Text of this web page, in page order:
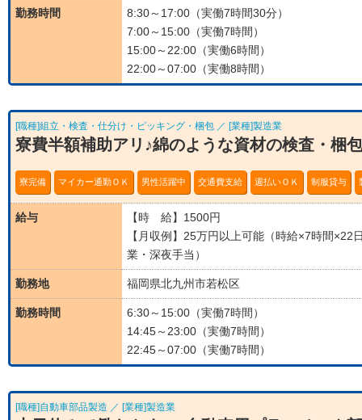
勤務時間
8:30～17:00（実働7時間30分）
7:00～15:00（実働7時間）
15:00～22:00（実働6時間）
22:00～07:00（実働8時間）
[職種]組立・検査・仕分け・ピッキング・梱包 ／ [業種]製造業
寮費半額補助アリ♪綿のような資材の検査・梱
寮完備 マイカー通勤ＯＫ 男性活躍中 交通費支給 週払いＯＫ 制服貸与
給与
【時 給】1500円
【月収例】25万円以上可能（時給×7時間×22
業・深夜手当）
勤務地 福岡県北九州市若松区
勤務時間
6:30～15:00（実働7時間）
14:45～23:00（実働7時間）
22:45～07:00（実働7時間）
[職種]自動車部品製造 ／ [業種]製造業